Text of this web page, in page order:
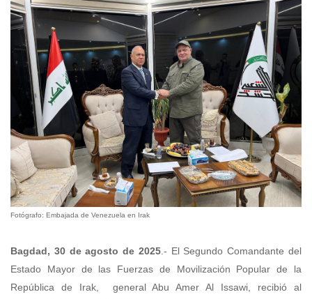
Fotógrafo: Embajada de Venezuela en Irak
Bagdad, 30 de agosto de 2025.- El Segundo Comandante del
Estado Mayor de las Fuerzas de Movilización Popular de la
República de Irak, general Abu Amer Al Issawi, recibió al